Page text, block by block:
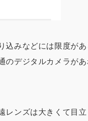
込みなどには限度が
のデジタルカメラが
レンズは大きくて目